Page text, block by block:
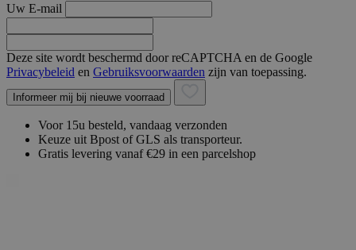
Uw E-mail
Deze site wordt beschermd door reCAPTCHA en de Google
Privacybeleid en Gebruiksvoorwaarden zijn van toepassing.
Informeer mij bij nieuwe voorraad
Voor 15u besteld, vandaag verzonden
Keuze uit Bpost of GLS als transporteur.
Gratis levering vanaf €29 in een parcelshop